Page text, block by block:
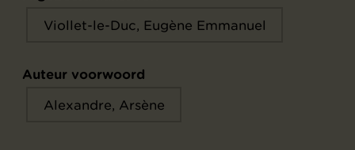
Viollet-le-Duc, Eugène Emmanuel
Auteur voorwoord
Alexandre, Arsène